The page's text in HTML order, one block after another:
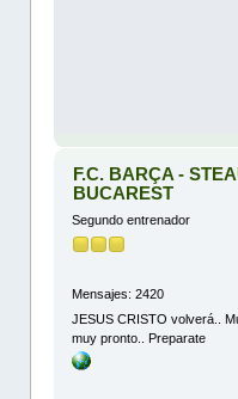
F.C. BARÇA -
BUCAREST
Segundo entrenador
Mensajes: 2420
JESUS CRISTO volverá..
muy pronto.. Preparate